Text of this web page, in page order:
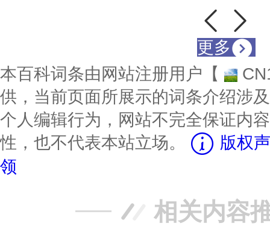
更多
本百科词条由网站注册用户【
供，当前页面所展示的词条介绍涉
个人编辑行为，网站不完全保证内
性，也不代表本站立场。
版权
领
相关内容